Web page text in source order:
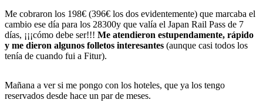
Me cobraron los 198€ (396€ los dos evidentemente) que marcaba el
cambio ese día para los 28300y que valía el Japan Rail Pass de 7
días, ¡¡¡cómo debe ser!!! Me atendieron estupendamente, rápido
y me dieron algunos folletos interesantes (aunque casi todos los
tenía de cuando fui a Fitur).
Mañana a ver si me pongo con los hoteles, que ya los tengo
reservados desde hace un par de meses.